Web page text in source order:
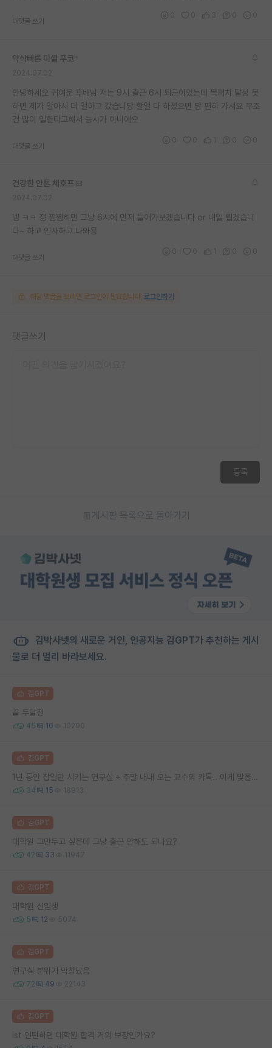
대댓글 쓰기
약삭빠른 미셸 푸코
안녕하세오 귀여운 후배님 저는 9시 출근 6시 퇴근이었는데 목펴치 달성 못
하면 제가 알아서 더 일하고 갔습니당 할일 다 하셨으면 맘 편히 가셔요 무조
건 많이 일한다고해서 능사가 아니에오
대댓글 쓰기
건강한 안톤 체호프
넹 ㅋㅋ 정 찜찜하면 그냥 6시에 먼저 들어가보겠습니다 or 내일 뵙겠습니
다~ 하고 인사하고 나와용
대댓글 쓰기
해당 댓글을 보려면 로그인이 필요합니다. 로그인하기
댓글쓰기
등록
게시판 목록으로 돌아가기
김박사넷의 새로운 거인, 인공지능 김GPT가 추천하는 게시
물로 더 멀리 바라보세요.
김GPT
끝 두달전
45 16 10290
김GPT
1년 동안 잡일만 시키는 연구실 + 주말 내내 오는 교수의 카톡.. 이게 맞을까요
34 15 18913
김GPT
대학원 그만두고 싶은데 그냥 출근 안해도 되나요?
42 33 11947
김GPT
대학원 신입생
5 12 5074
김GPT
연구실 분위기 막창났음
72 49 22143
김GPT
ist 인턴하면 대학원 합격 거의 보장인가요?